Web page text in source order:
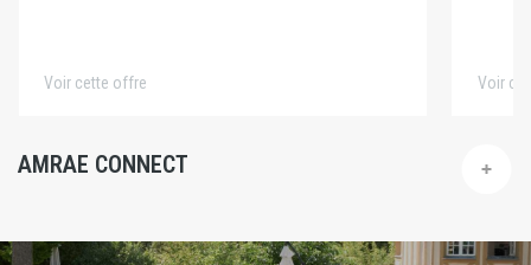
Voir cette offre Voir
AMRAE CONNECT